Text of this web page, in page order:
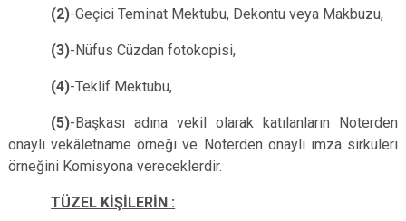
(2)-Geçici Teminat Mektubu, Dekontu veya Makbuzu,
(3)-Nüfus Cüzdan fotokopisi,
(4)-Teklif Mektubu,
(5)-Başkası adına vekil olarak katılanların Noterden
onaylı vekâletname örneği ve Noterden onaylı imza sirküleri
örneğini Komisyona vereceklerdir.
TÜZEL KİŞİLERİN :